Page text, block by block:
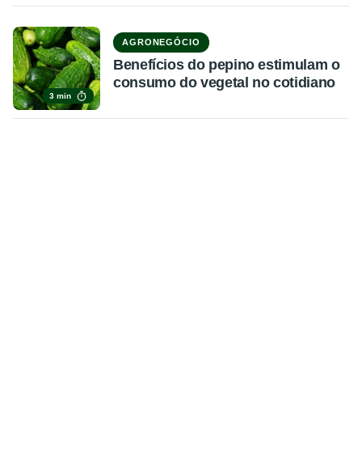
3 min
AGRONEGÓCIO
Benefícios do pepino estimulam o
consumo do vegetal no cotidiano